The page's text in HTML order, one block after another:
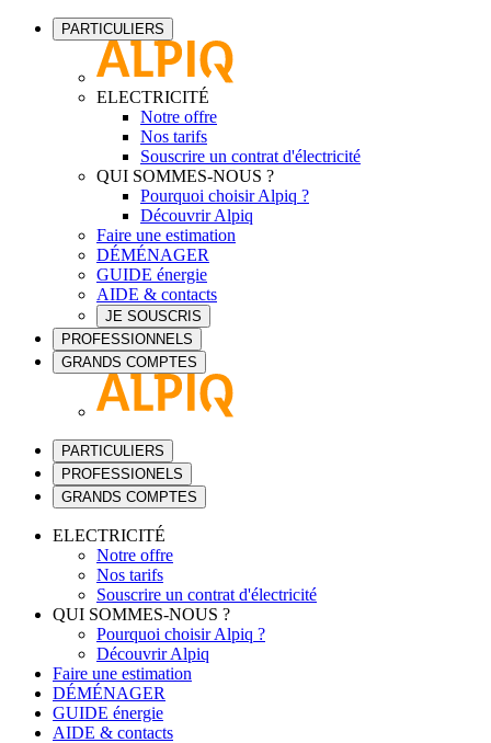
PARTICULIERS
ELECTRICITÉ
Notre offre
Nos tarifs
Souscrire un contrat d'électricité
QUI SOMMES-NOUS ?
Pourquoi choisir Alpiq ?
Découvrir Alpiq
Faire une estimation
DÉMÉNAGER
GUIDE énergie
AIDE & contacts
JE SOUSCRIS
PROFESSIONNELS
GRANDS COMPTES
PARTICULIERS
PROFESSIONELS
GRANDS COMPTES
ELECTRICITÉ
Notre offre
Nos tarifs
Souscrire un contrat d'électricité
QUI SOMMES-NOUS ?
Pourquoi choisir Alpiq ?
Découvrir Alpiq
Faire une estimation
DÉMÉNAGER
GUIDE énergie
AIDE & contacts